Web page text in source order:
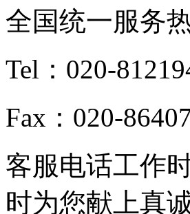
全国统一服务
Tel：020-
Fax：020-
客服电话工作
时为您献上真